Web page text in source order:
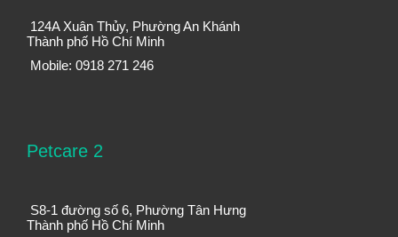
124A Xuân Thủy, Phường An Khánh
Thành phố Hồ Chí Minh
Mobile: 0918 271 246
Petcare 2
S8-1 đường số 6, Phường Tân Hưng
Thành phố Hồ Chí Minh